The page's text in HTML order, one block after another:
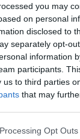
you may
on personal
disclosed to
separately opt-
information
participants.
us to third parties
that may
website/app uses
Opt Outs
mala by byť
Interiér bude